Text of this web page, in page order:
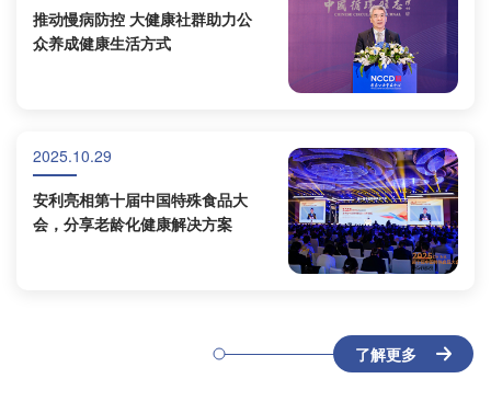
推动慢病防控 大健康社群助力公
众养成健康生活方式
2025.10.29
安利亮相第十届中国特殊食品大
会，分享老龄化健康解决方案
了解更多